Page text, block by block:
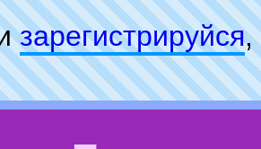
зарeгиcтpируйся,